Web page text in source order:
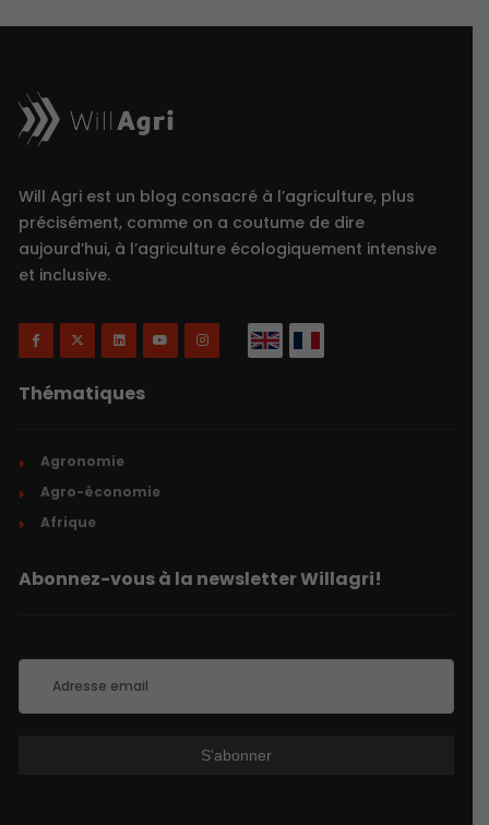
Will Agri est un blog consacré à l’agriculture, plus
précisément, comme on a coutume de dire
aujourd’hui, à l’agriculture écologiquement intensive
et inclusive.
Thématiques
Agronomie
Agro-économie
Afrique
Abonnez-vous à la newsletter Willagri!